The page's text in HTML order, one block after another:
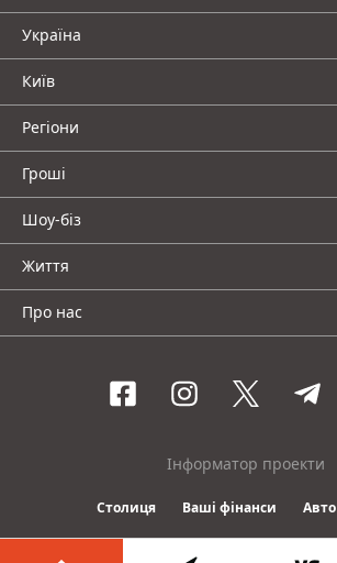
Україна
Київ
Регіони
Гроші
Шоу-біз
Життя
Про нас
Інформатор проекти
Столиця Ваші фінанси Авто